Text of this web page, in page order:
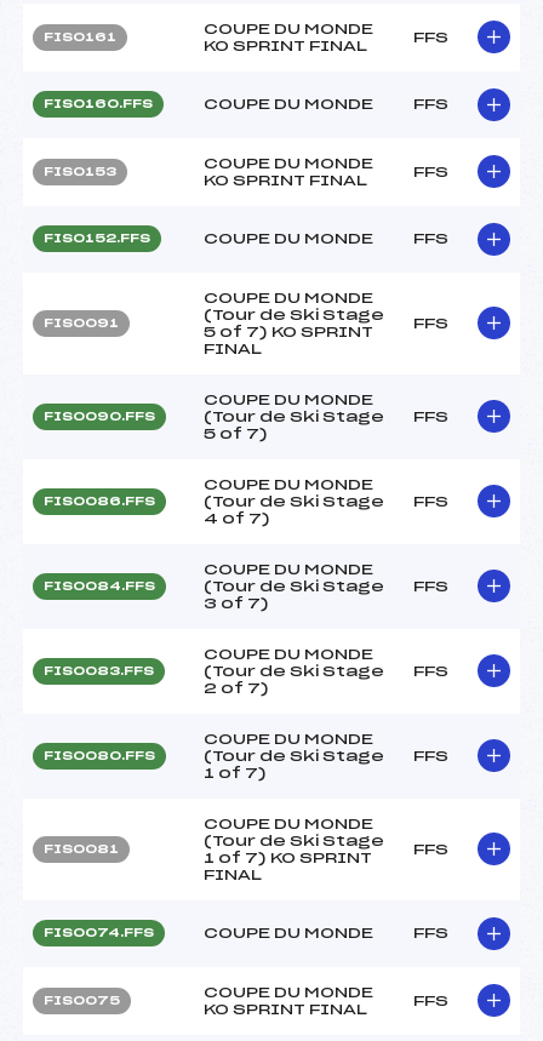
FIS0161
COUPE DU MONDE
KO SPRINT FINAL
FFS
FIS0160.FFS COUPE DU MONDE FFS
FIS0153
COUPE DU MONDE
KO SPRINT FINAL
FFS
FIS0152.FFS COUPE DU MONDE FFS
FIS0091
COUPE DU MONDE
(Tour de Ski Stage
5 of 7) KO SPRINT
FINAL
FFS
FIS0090.FFS
COUPE DU MONDE
(Tour de Ski Stage
5 of 7)
FFS
FIS0086.FFS
COUPE DU MONDE
(Tour de Ski Stage
4 of 7)
FFS
FIS0084.FFS
COUPE DU MONDE
(Tour de Ski Stage
3 of 7)
FFS
FIS0083.FFS
COUPE DU MONDE
(Tour de Ski Stage
2 of 7)
FFS
FIS0080.FFS
COUPE DU MONDE
(Tour de Ski Stage
1 of 7)
FFS
FIS0081
COUPE DU MONDE
(Tour de Ski Stage
1 of 7) KO SPRINT
FINAL
FFS
FIS0074.FFS COUPE DU MONDE FFS
FIS0075
COUPE DU MONDE
KO SPRINT FINAL
FFS